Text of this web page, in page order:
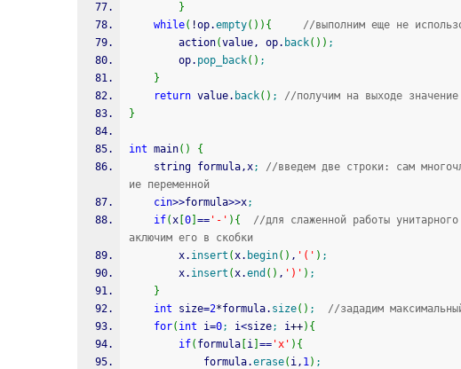
}
while( !op.empty( ) ) {
//выполним еще не
		action
(value, op. back( ) ) ;
		op.
pop_back( ) ;
}
return value. back( ) ;
//получим на выходе значение
}
int main( )
{
	string formula,x
;
//введем две строки: сам
ие переменной
cin>>formula>>x;
if(x 0 == '-' ) {
//для слаженной работы
аключим его в скобки
		x.
insert (x. begin( ) , '(' ) ;
		x.
insert (x.end ( ) , ')' ) ;
}
int size=2*formula. size( ) ;
//зададим
for( int i=0; i<size; i++) {
if( formula i == 'x' ) {
			formula.
erase( i, 1) ;